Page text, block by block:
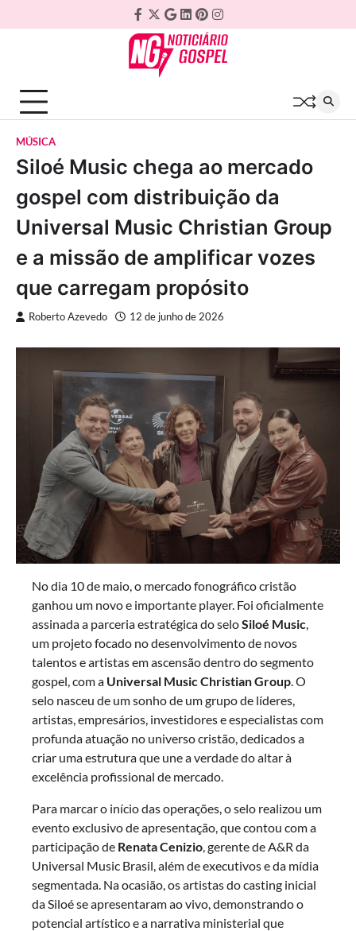
to
Facebook
Twitter
Google
Plus
Linkedin
Pinterest
Instagram
MÚSICA
Siloé Music chega ao mercado
gospel com distribuição da
Universal Music Christian Group
e a missão de amplificar vozes
que carregam propósito
Roberto Azevedo 12 de junho de 2026
No dia 10 de maio, o mercado fonográfico cristão
ganhou um novo e importante player. Foi oficialmente
assinada a parceria estratégica do seloSiloé Music,
um projeto focado no desenvolvimento de novos
talentos e artistas em ascensão dentro do segmento
gospel, com a Universal Music Christian Group. O
selo nasceu de um sonho de um grupo de líderes,
artistas, empresários, investidores e especialistas com
profunda atuação no universo cristão, dedicados a
criar uma estrutura que une a verdade do altar à
excelência profissional de mercado.
Para marcar o início das operações, o selo realizou um
evento exclusivo de apresentação, que contou com a
participação de Renata Cenizio, gerente de A&R da
Universal Music Brasil, além de executivos e da mídia
segmentada. Na ocasião, os artistas do casting inicial
da Siloé se apresentaram ao vivo, demonstrando o
potencial artístico e a narrativa ministerial que